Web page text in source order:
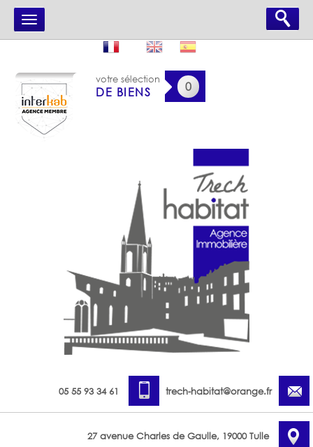
votre sélection
DE BIENS 0
05 55 93 34 61 trech-habitat@orange.fr
27 avenue Charles de Gaulle, 19000 Tulle